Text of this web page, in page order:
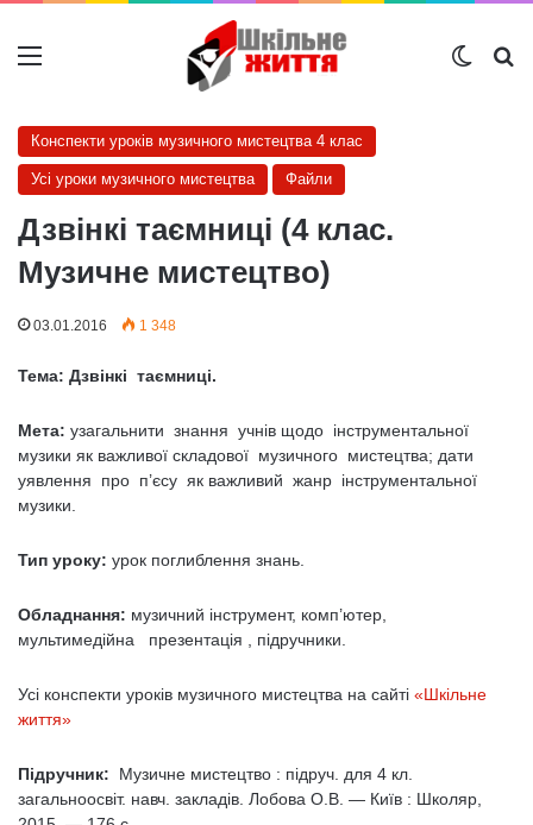
Меню
Конспекти уроків музичного мистецтва 4 клас
Усі уроки музичного мистецтва Файли
Дзвінкі таємниці (4 клас.
Музичне мистецтво)
03.01.2016 1 348
Тема: Дзвінкі таємниці.
Мета: узагальнити знання учнів щодо інструментальної
музики як важливої складової музичного мистецтва; дати
уявлення про п’єсу як важливий жанр інструментальної
музики.
Тип уроку: урок поглиблення знань.
Обладнання: музичний інструмент, комп’ютер,
мультимедійна презентація , підручники.
Усі конспекти уроків музичного мистецтва на сайті «Шкільне
життя»
Підручник: Музичне мистецтво : підруч. для 4 кл.
загальноосвіт. навч. закладів. Лобова О.В. — Київ : Школяр,